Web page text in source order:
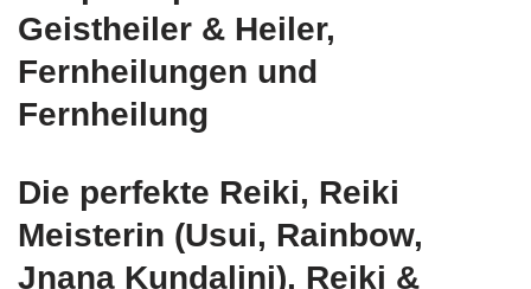
Geistheiler & Heiler,
Fernheilungen und
Fernheilung
Die perfekte Reiki, Reiki
Meisterin (Usui, Rainbow,
Jnana Kundalini), Reiki &